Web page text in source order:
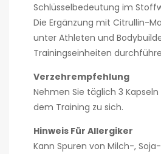
Schlüsselbedeutung im
Die Ergänzung mit Citrullin-
unter Athleten und
Trainingseinheiten
Verzehrempfehlung
Nehmen Sie täglich 3
dem Training zu sich.
Hinweis Für Allergiker
Kann Spuren von Milch-,